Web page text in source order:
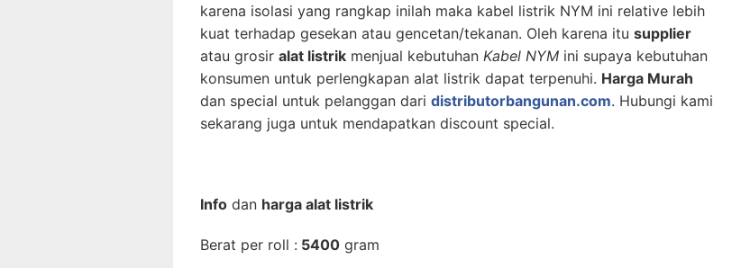
karena isolasi yang rangkap inilah maka kabel listrik NYM ini relative lebih
kuat terhadap gesekan atau gencetan/tekanan. Oleh karena itu supplier
atau grosir alat listrik menjual kebutuhan Kabel NYM ini supaya kebutuhan
konsumen untuk perlengkapan alat listrik dapat terpenuhi. Harga Murah
dan special untuk pelanggan dari distributorbangunan.com. Hubungi kami
sekarang juga untuk mendapatkan discount special.
Info dan harga alat listrik
Berat per roll : 5400 gram